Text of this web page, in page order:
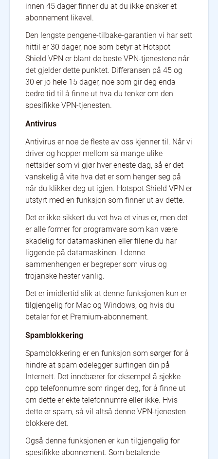
innen 45 dager finner du at du ikke ønsker et
abonnement likevel.
Den lengste pengene-tilbake-garantien vi har sett
hittil er 30 dager, noe som betyr at Hotspot
Shield VPN er blant de beste VPN-tjenestene når
det gjelder dette punktet. Differansen på 45 og
30 er jo hele 15 dager, noe som gir deg enda
bedre tid til å finne ut hva du tenker om den
spesifikke VPN-tjenesten.
Antivirus
Antivirus er noe de fleste av oss kjenner til. Når vi
driver og hopper mellom så mange ulike
nettsider som vi gjør hver eneste dag, så er det
vanskelig å vite hva det er som henger seg på
når du klikker deg ut igjen. Hotspot Shield VPN er
utstyrt med en funksjon som finner ut av dette.
Det er ikke sikkert du vet hva et virus er, men det
er alle former for programvare som kan være
skadelig for datamaskinen eller filene du har
liggende på datamaskinen. I denne
sammenhengen er begreper som virus og
trojanske hester vanlig.
Det er imidlertid slik at denne funksjonen kun er
tilgjengelig for Mac og Windows, og hvis du
betaler for et Premium-abonnement.
Spamblokkering
Spamblokkering er en funksjon som sørger for å
hindre at spam ødelegger surfingen din på
Internett. Det innebærer for eksempel å sjekke
opp telefonnumre som ringer deg, for å finne ut
om dette er ekte telefonnumre eller ikke. Hvis
dette er spam, så vil altså denne VPN-tjenesten
blokkere det.
Også denne funksjonen er kun tilgjengelig for
spesifikke abonnement. Som betalende